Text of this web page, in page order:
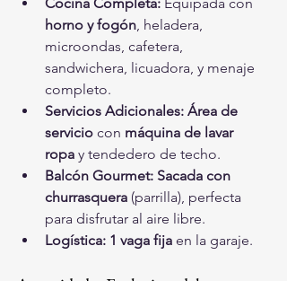
Cocina Completa: Equipada con
horno y fogón, heladera,
microondas, cafetera,
sandwichera, licuadora, y menaje
completo.
Servicios Adicionales: Área de
servicio con máquina de lavar
ropa y tendedero de techo.
Balcón Gourmet: Sacada con
churrasquera (parrilla), perfecta
para disfrutar al aire libre.
Logística: 1 vaga fija en la garaje.